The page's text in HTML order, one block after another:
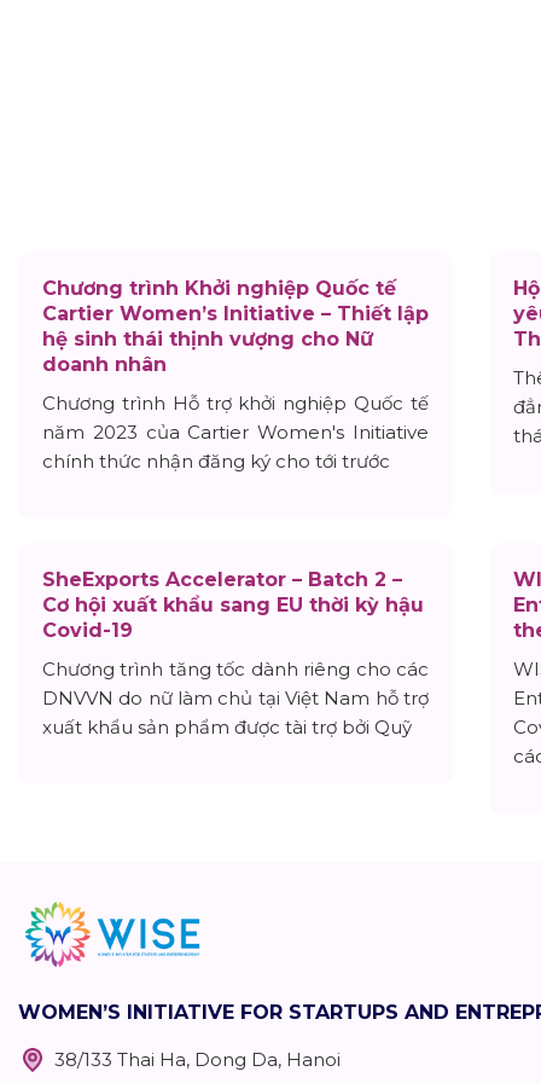
Chương trình Khởi nghiệp Quốc tế
Cartier Women’s Initiative – Thiết lập
hệ sinh thái thịnh vượng cho Nữ
doanh nhân
Chương trình Hỗ trợ khởi nghiệp Quốc tế
năm 2023 của Cartier Women's Initiative
chính thức nhận đăng ký cho tới trước
SheExports Accelerator – Batch 2 –
Cơ hội xuất khẩu sang EU thời kỳ hậu
Covid-19
Chương trình tăng tốc dành riêng cho các
DNVVN do nữ làm chủ tại Việt Nam hỗ trợ
xuất khẩu sản phẩm được tài trợ bởi Quỹ
WOMEN’S INITIATIVE FOR STARTUPS AND
38/133 Thai Ha, Dong Da, Hanoi